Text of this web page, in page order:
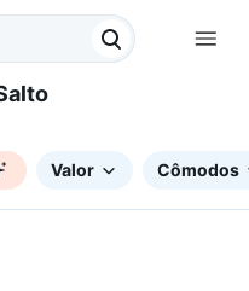
Valor Cômodos